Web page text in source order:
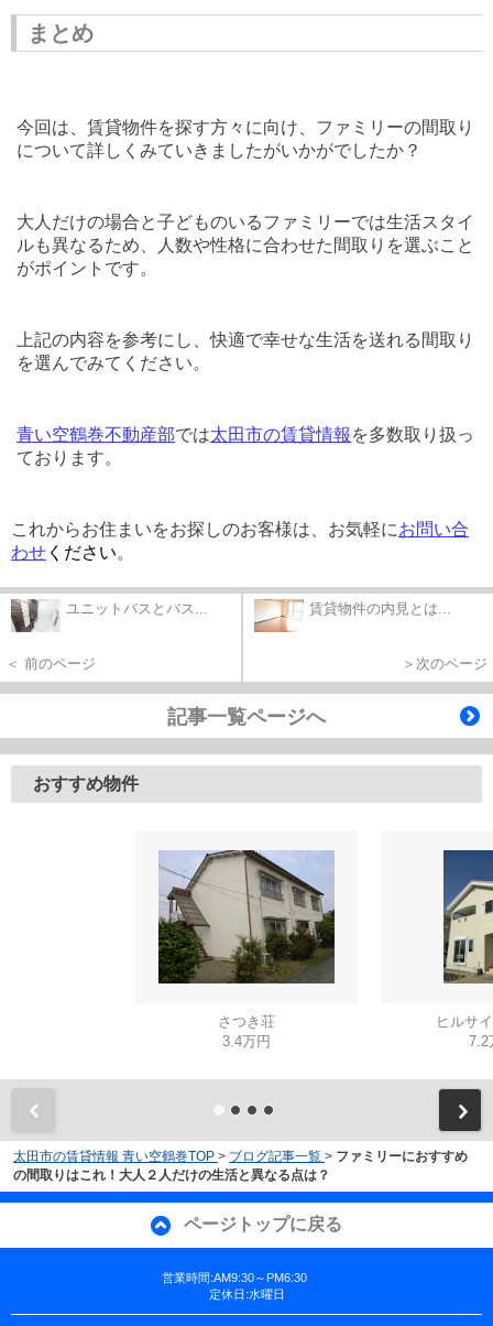
まとめ
今回は、賃貸物件を探す方々に向け、ファミリーの間取り
について詳しくみていきましたがいかがでしたか？
大人だけの場合と子どものいるファミリーでは生活スタイ
ルも異なるため、人数や性格に合わせた間取りを選ぶこと
がポイントです。
上記の内容を参考にし、快適で幸せな生活を送れる間取り
を選んでみてください。
青い空鶴巻不動産部では太田市の賃貸情報 を多数取り扱っ
ております。
これからお住まいをお探しのお客様は、お気軽にお問い合
わせ ください。
ユニットバスとバス...
＜ 前のページ
賃貸物件の内見とは...
＞次のページ
記事一覧ページへ
おすすめ物件
さつき荘
3.4万円
ヒルサ
7.2
太田市の賃貸情報 青い空鶴巻TOP > ブログ記事一覧 > ファミリーにおすすめ
の間取りはこれ！大人２人だけの生活と異なる点は？
ページトップに戻る
営業時間:AM9:30～PM6:30
定休日:水曜日